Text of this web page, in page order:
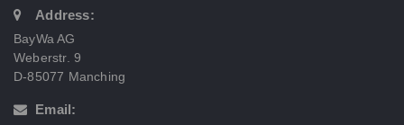
Address:
BayWa AG
Weberstr. 9
D-85077 Manching
Email: